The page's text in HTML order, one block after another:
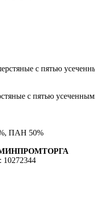
с пятью
ПАН 50%
10272344